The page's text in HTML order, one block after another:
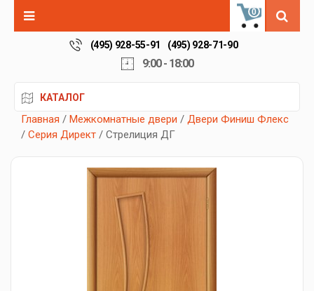
0
(495) 928-55-91 (495) 928-71-90
9:00 - 18:00
КАТАЛОГ
Главная / Межкомнатные двери / Двери Финиш Флекс
/ Серия Директ / Стрелиция ДГ